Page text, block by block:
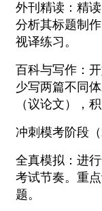
外刊精读：精
分析其标题制
视译练习。
百科与写作：
少写两篇不同
（议论文），
冲刺模考阶段（
全真模拟：进
考试节奏。重
题。